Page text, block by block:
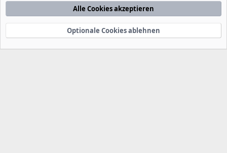
Nutzungsbedingungen Datenschutzerklärung
Startseite
e
Community platform by XenForo® © 2010-2022 XenForo Ltd.
xenDach©2010-2014
Alle Cookies akzeptieren
Optionale Cookies ablehnen